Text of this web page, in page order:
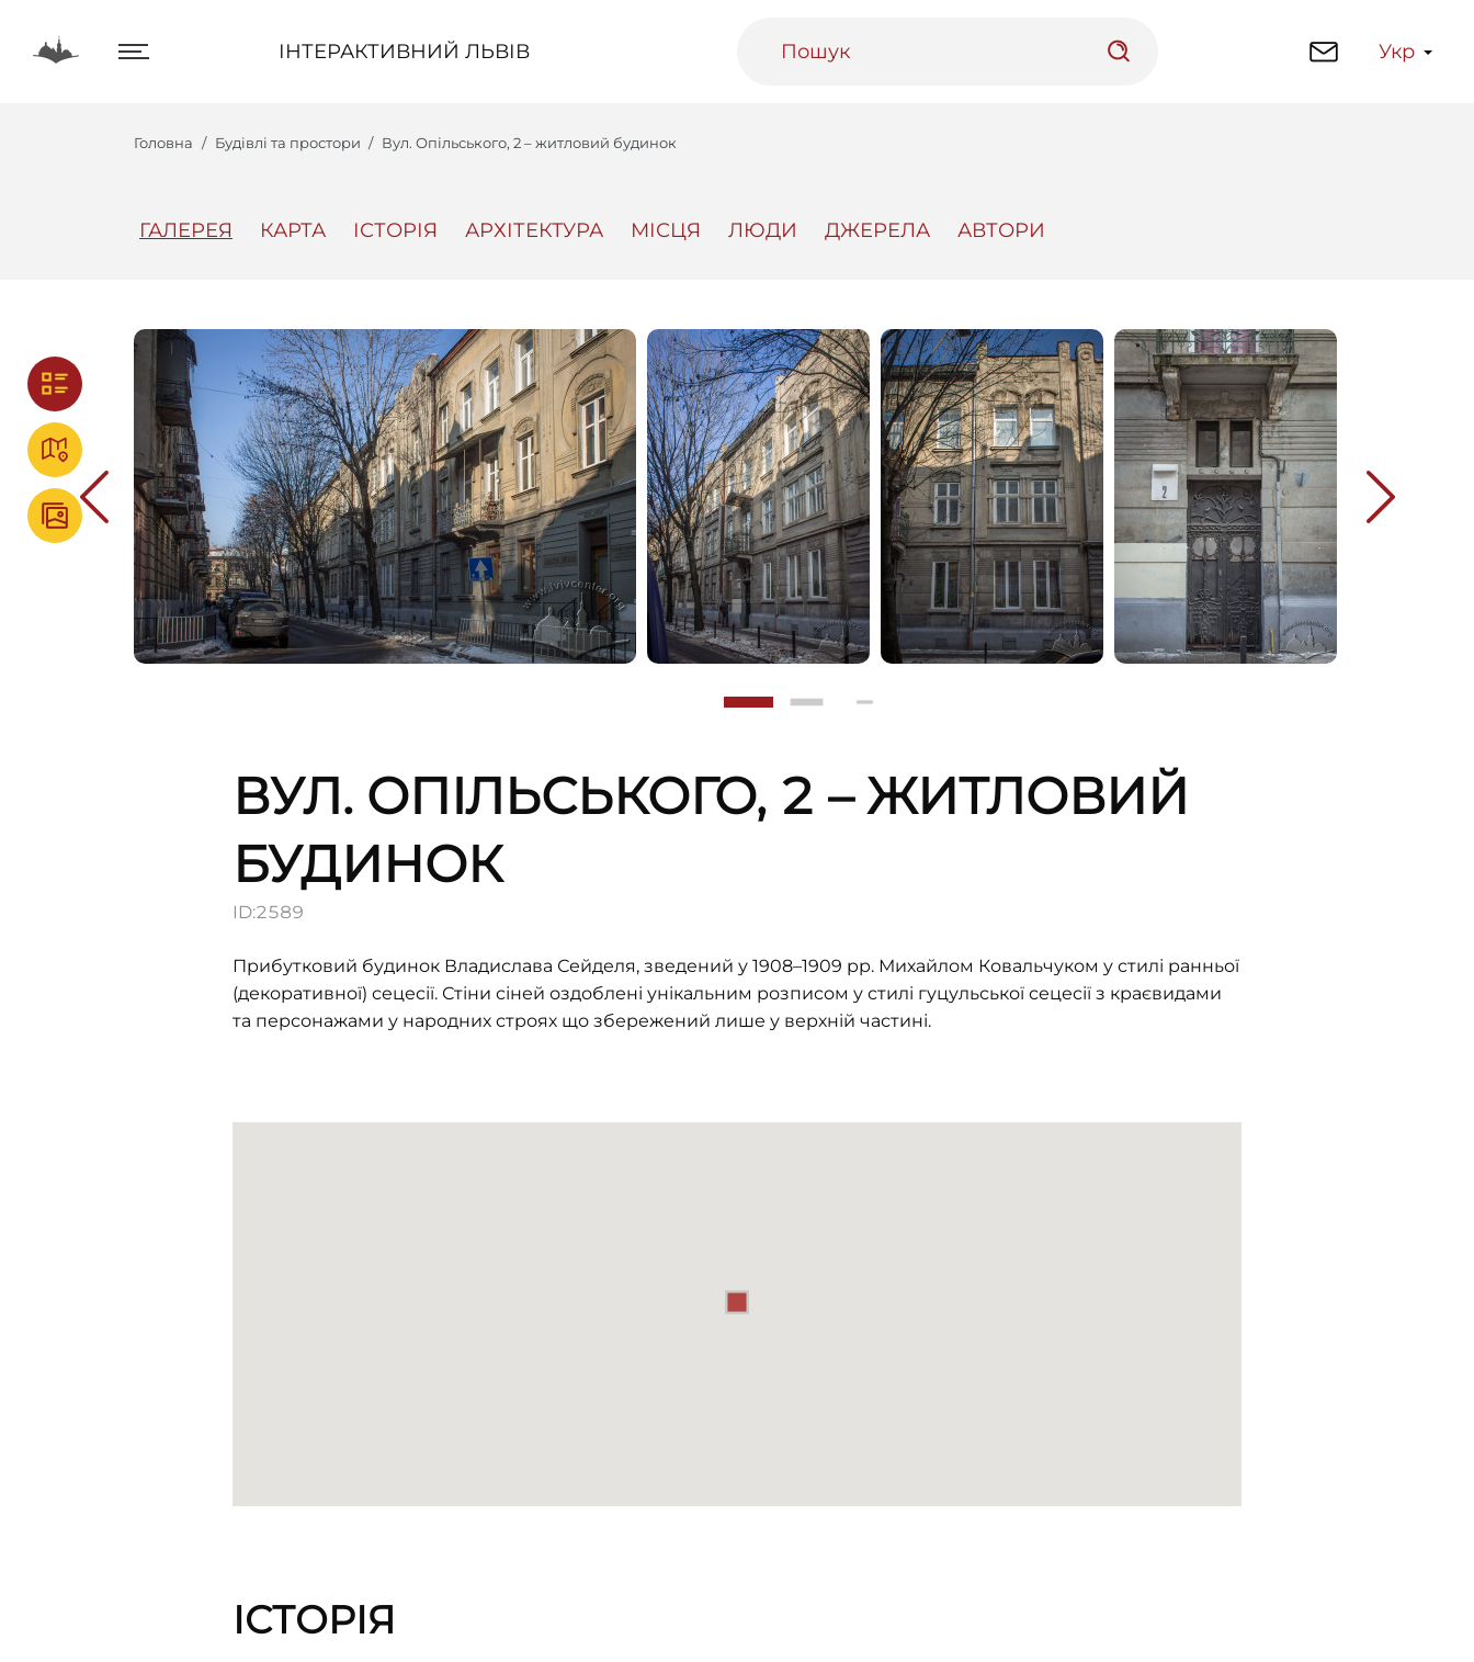
ІНТЕРАКТИВНИЙ ЛЬВІВ Укр
ІНТЕРАКТИВНИЙ ЛЬВІВ
Головна Будівлі та простори Вул. Опільського, 2 – житловий будинок
ГАЛЕРЕЯ КАРТА ІСТОРІЯ АРХІТЕКТУРА МІСЦЯ ЛЮДИ ДЖЕРЕЛА АВТОРИ
ВУЛ. ОПІЛЬСЬКОГО, 2 – ЖИТЛОВИЙ
БУДИНОК
ID:2589
Прибутковий будинок Владислава Сейделя, зведений у 1908–1909 рр. Михайлом Ковальчуком у стилі ранньої
(декоративної) сецесії. Стіни сіней оздоблені унікальним розписом у стилі гуцульської сецесії з краєвидами
та персонажами у народних строях що збережений лише у верхній частині.
ІСТОРІЯ